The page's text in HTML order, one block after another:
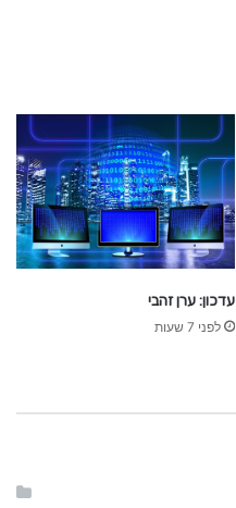
עדכון: ערן זהבי
לפני 7 שעות